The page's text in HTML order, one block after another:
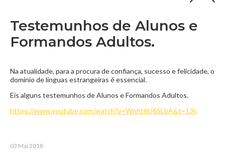
Testemunhos de Alunos e
Formandos Adultos.
Na atualidade, para a procura de confiança, sucesso e felicidade, o
domínio de línguas estrangeiras é essencial.
Eis alguns testemunhos de Alunos e Formandos Adultos.
https://www.youtube.com/watch?v=Wnht6U6SLbA&t=13s
03 Mai 2018